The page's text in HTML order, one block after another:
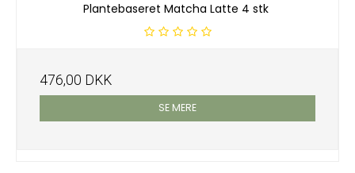
Plantebaseret Matcha Latte 4 stk
476,00 DKK
SE MERE